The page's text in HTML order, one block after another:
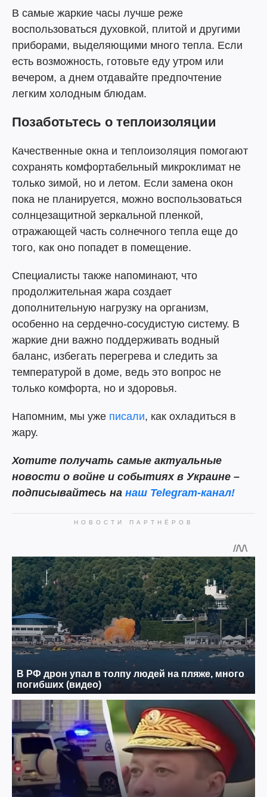
В самые жаркие часы лучше реже
воспользоваться духовкой, плитой и другими
приборами, выделяющими много тепла. Если
есть возможность, готовьте еду утром или
вечером, а днем отдавайте предпочтение
легким холодным блюдам.
Позаботьтесь о теплоизоляции
Качественные окна и теплоизоляция помогают
сохранять комфортабельный микроклимат не
только зимой, но и летом. Если замена окон
пока не планируется, можно воспользоваться
солнцезащитной зеркальной пленкой,
отражающей часть солнечного тепла еще до
того, как оно попадет в помещение.
Специалисты также напоминают, что
продолжительная жара создает
дополнительную нагрузку на организм,
особенно на сердечно-сосудистую систему. В
жаркие дни важно поддерживать водный
баланс, избегать перегрева и следить за
температурой в доме, ведь это вопрос не
только комфорта, но и здоровья.
Напомним, мы уже писали, как охладиться в
жару.
Хотите получать самые актуальные
новости о войне и событиях в Украине –
подписывайтесь на наш Telegram-канал!